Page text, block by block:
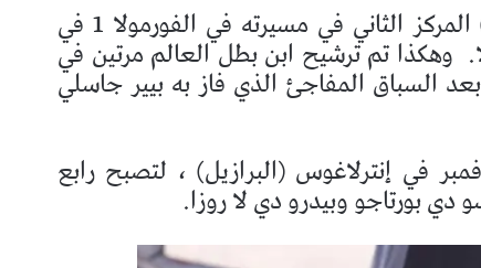
حقق السائق الإسباني كارلوس ساينز (مكلارين) المركز الثاني في مسيرته في الفورمولا 1 في
وهكذا تم ترشيح ابن بطل العالم مرتين في
فيراري ، فريقه القادم في عام 2021 ، بعد السباق المفاجئ الذي فاز به بيير جاسلي
التتويج السابقة لسينز يوم 17 نوفمبر في إنترلاغوس (البرازيل) ، لتصبح رابع
دي بورتاجو وبيدرو دي لا روزا.